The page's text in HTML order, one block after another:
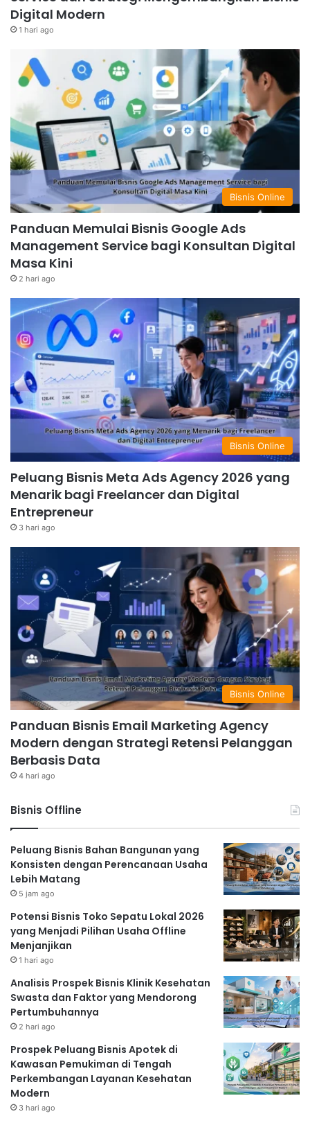
Digital Modern
1 hari ago
Bisnis Online
Panduan Memulai Bisnis Google Ads
Management Service bagi Konsultan Digital
Masa Kini
2 hari ago
Bisnis Online
Peluang Bisnis Meta Ads Agency 2026 yang
Menarik bagi Freelancer dan Digital
Entrepreneur
3 hari ago
Bisnis Online
Panduan Bisnis Email Marketing Agency
Modern dengan Strategi Retensi Pelanggan
Berbasis Data
4 hari ago
Bisnis Offline
Peluang Bisnis Bahan Bangunan yang
Konsisten dengan Perencanaan Usaha
Lebih Matang
5 jam ago
Potensi Bisnis Toko Sepatu Lokal 2026
yang Menjadi Pilihan Usaha Offline
Menjanjikan
1 hari ago
Analisis Prospek Bisnis Klinik Kesehatan
Swasta dan Faktor yang Mendorong
Pertumbuhannya
2 hari ago
Prospek Peluang Bisnis Apotek di
Kawasan Pemukiman di Tengah
Perkembangan Layanan Kesehatan
Modern
3 hari ago